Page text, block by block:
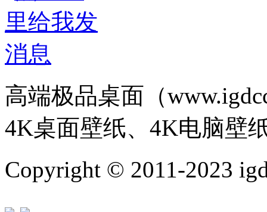
高端极品桌面（
4K桌面壁纸、4K电脑壁
Copyright © 2011-2023